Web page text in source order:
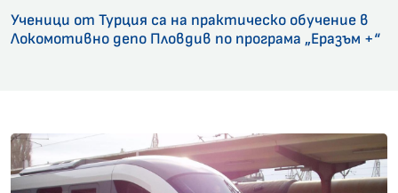
Ученици от Турция са на практическо обучение в
Локомотивно депо Пловдив по програма „Еразъм +“